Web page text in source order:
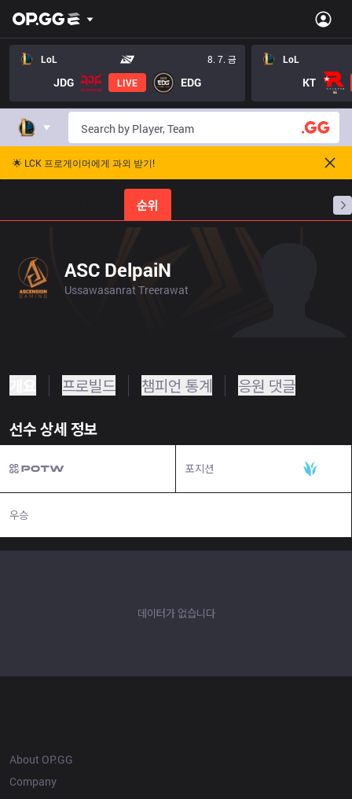
LoL 8. 7. 금
JDG LIVE EDG
LoL
KT
🌟 LCK 프로게이머에게 과외 받기!
순위 프로빌
ASC DelpaiN
Ussawasanrat Treerawat
프로빌드 챔피언 통계 응원 댓글
선수 상세 정보
포지션
우승
데이터가 없습니다
About OP.GG
Company